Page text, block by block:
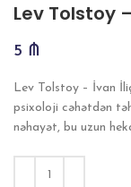
Lev Tolstoy
5 ₼
Lev Tolstoy – İvan
psixoloji cəhətdən
nəhayət, bu uzun